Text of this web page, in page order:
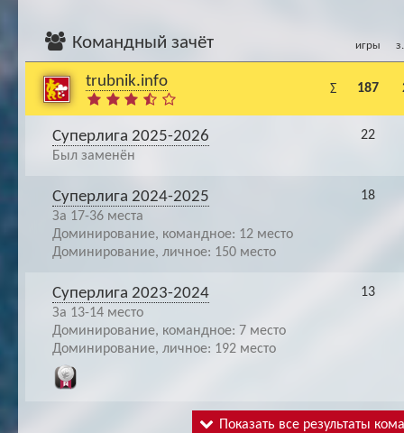
Командный зачёт игры
trubnik.info Σ 187
Суперлига 2025-2026
Был заменён
22
Суперлига 2024-2025
За 17-36 места
Доминирование, командное: 12 место
Доминирование, личное: 150 место
18
Суперлига 2023-2024
За 13-14 место
Доминирование, командное: 7 место
Доминирование, личное: 192 место
13
Показать все результаты